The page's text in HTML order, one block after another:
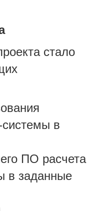
стало
в
ПО расчета
в заданные